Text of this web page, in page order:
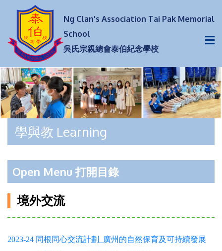
Ng Clan's Association Tai Pak Memorial
School
吳氏宗親總會泰伯紀念學校
學與教 Learning
Open Menu 打開目錄
境外交流
2023-24 同根同心交流計劃_廣州的自然保育及可持續發展